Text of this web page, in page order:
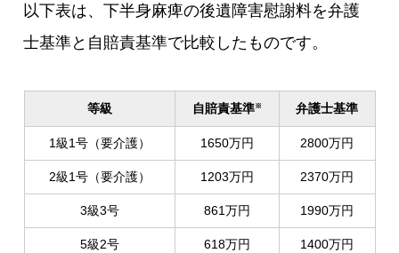
以下表は、下半身麻痺の後遺障害慰謝料を弁護
士基準と自賠責基準で比較したものです。
等級 自賠責基準※ 弁護士基準
1級1号（要介護） 1650万円 2800万円
2級1号（要介護） 1203万円 2370万円
3級3号 861万円 1990万円
5級2号 618万円 1400万円